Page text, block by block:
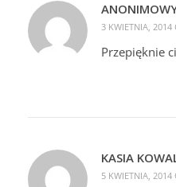
3 KWIETNIA, 2014
Przepięknie
KASIA
5 KWIETNIA, 2014